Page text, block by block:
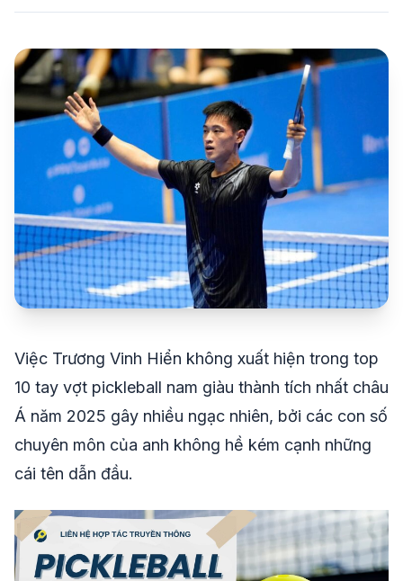
Việc Trương Vinh Hiển không xuất hiện trong top
10 tay vợt pickleball nam giàu thành tích nhất châu
Á năm 2025 gây nhiều ngạc nhiên, bởi các con số
chuyên môn của anh không hề kém cạnh những
cái tên dẫn đầu.